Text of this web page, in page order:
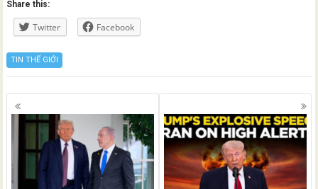
Share this:
Twitter Facebook
TIN THẾ GIỚI
Posts
navigation